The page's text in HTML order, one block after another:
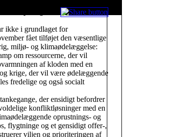
- stop krigen!
ikke i grundlaget for
fået tilføjet den væsentlige
miljø- og klimaødelæggelse:
om ressourcerne, der vil
af kloden med en
krige, der vil være ødelæggende
fredelige og også socialt
der ensidigt befordrer
konfliktløsninger med en
oprustnings- og
flygtninge og et gensidigt offer-,
viljen og prioriteringen af